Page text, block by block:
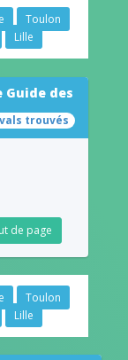
Toulon
Lille
Guide des
trouvés
de page
Toulon
Lille